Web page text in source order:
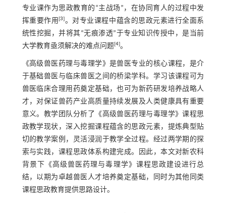
专业课作为思政教育的“主战场”，在协同育人的过程中发
挥重要作用[3]。对专业课程中蕴含的思政元素进行全面系
统性挖掘，并将其“无痕渗透”于专业知识传授中，是当前
大学教育亟须解决的难点问题[4]。
《高级兽医药理与毒理学》是兽医专业的核心课程，是介
于基础兽医与临床兽医之间的桥梁学科。学习该课程可为
兽医临床合理用药奠定基础，也可为新药研发培养战略人
才，对保证兽药产业高质量持续发展及人类健康具有重要
意义。教学团队分析了《高级兽医药理与毒理学》课程思
政教学现状，深入挖掘课程蕴含的思政元素，提炼典型贴
切的教学案例，灵活浸润于教学全过程。经过两学期的探
索与实践，课程思政体系构建完成。因此，本文对新农科
背景下《高级兽医药理与毒理学》课程思政建设进行总
结，以期为卓越兽医人才培养奠定基础，同时为其他同类
课程思政教育提供思路设计。